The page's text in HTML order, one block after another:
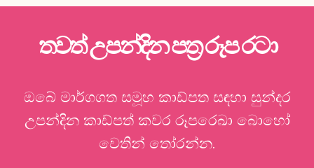
තවත් උපන්දින පත්‍ර රූප රටා
ඔබේ මාර්ගගත සමූහ කාඩ්පත සඳහා සුන්දර
උපන්දින කාඩ්පත් කවර රූපරෙඛා බොහෝ
වෙතින් තෝරන්න.